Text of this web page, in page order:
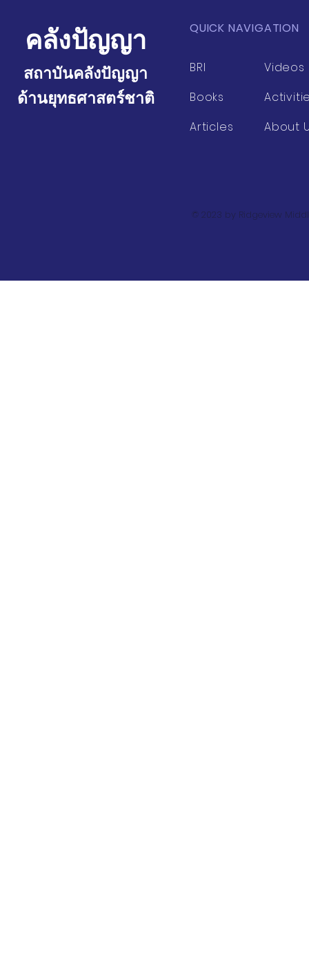
คลังปัญญา
สถาบันคลังปัญญา
ด้านยุทธศาสตร์ชาติ
QUICK NAVIGATION
BRI
Books
Articles
Videos
About
© 2023 by Ridgeview